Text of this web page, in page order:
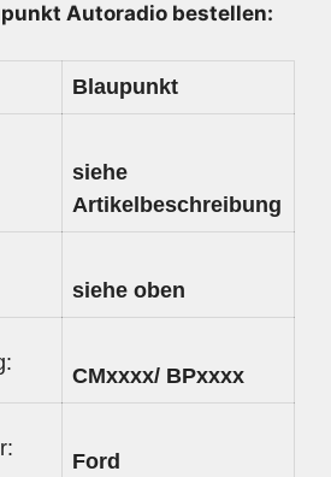
Autoradio bestellen:
Blaupunkt
siehe
Artikelbeschreibung
siehe oben
CMxxxx/ BPxxxx
Ford